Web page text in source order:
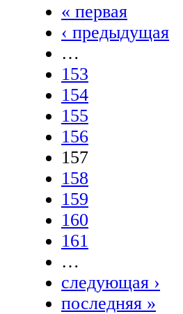
« первая
‹ предыдущая
…
153
154
155
156
157
158
159
160
161
…
следующая ›
последняя »